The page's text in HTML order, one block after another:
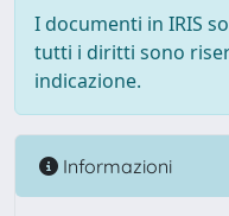
I documenti in IRIS
tutti i diritti sono
indicazione.
Informazioni